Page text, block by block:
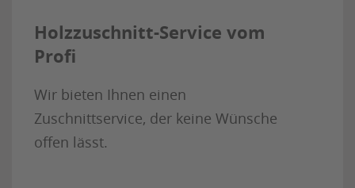
Holzzuschnitt-Service vom
Profi
Wir bieten Ihnen einen
Zuschnittservice, der keine Wünsche
offen lässt.